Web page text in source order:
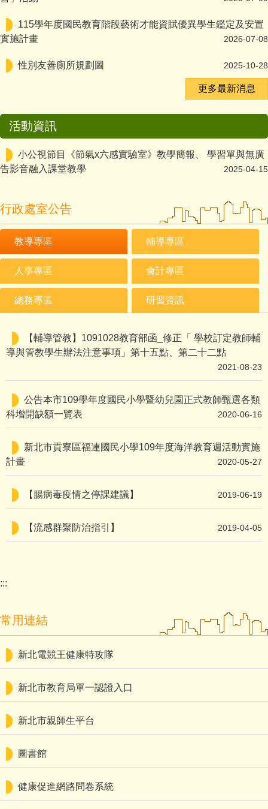
115學年度國民教育階段藝術才能資賦優異學生鑑定及安置
實施計畫
2026-07-08
性別友善廁所規劃圖 2025-10-28
更多最新消息
活動資訊
小公視節目《節氣x六感實驗室》教學簡報、 學習單與無廣
告影音融入課堂教學
2025-04-15
行政處室公告
教導專區 輔導專區
人事專區 會計專區
總務專區 研習資訊
【輔導管教】1091028教育部函_修正「 學校訂定教師輔
導與管教學生辦法注意事項」第十五點、第二十二點
2021-08-23
公告本市109學年度國民小學暨幼兒園正式教師甄選各類
科增開缺額一覽表
2020-06-16
新北市貢寮區福連國民小學109年度海洋教育週活動實施
計畫
2020-05-27
【腸病毒疫情之停課建議】 2019-06-19
【流感群聚防治指引】 2019-04-05
:::
常用連結
新北電競王健康特攻隊
新北市教育局單一認證入口
新北市親師生平台
圖書館
健康促進網路問卷系統